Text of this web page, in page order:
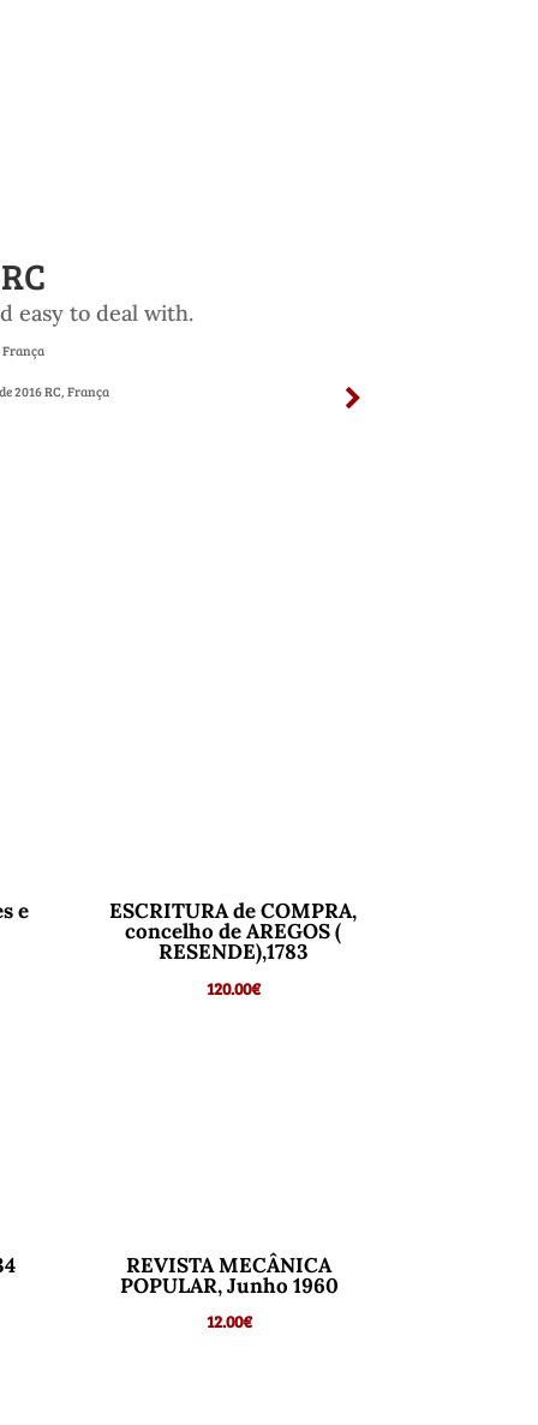
RC
easy to deal with.
França
2016RC, França
e ESCRITURA de COMPRA,
concelho de AREGOS (
RESENDE),1783
120.00€
REVISTA MECÂNICA
POPULAR, Junho 1960
12.00€